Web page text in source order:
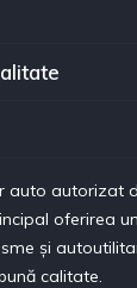
auto autorizat
oferirea
și
calitate.